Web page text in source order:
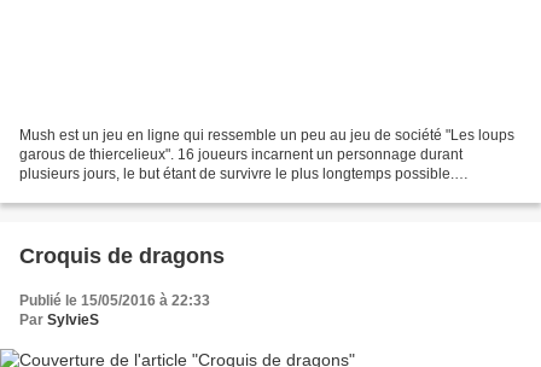
Mush est un jeu en ligne qui ressemble un peu au jeu de société "Les loups
garous de thiercelieux". 16 joueurs incarnent un personnage durant
plusieurs jours, le but étant de survivre le plus longtemps possible.
Croquis de dragons
Publié le 15/05/2016 à 22:33
Par SylvieS